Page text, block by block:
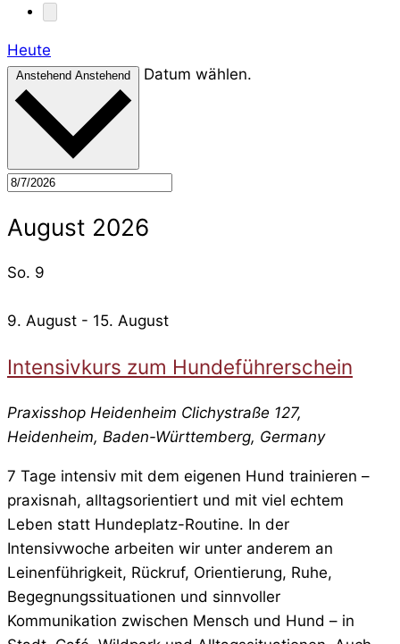
Heute
Anstehend Anstehend Datum wählen.
August 2026
So. 9
9. August - 15. August
Intensivkurs zum Hundeführerschein
Praxisshop Heidenheim Clichystraße 127,
Heidenheim, Baden-Württemberg, Germany
7 Tage intensiv mit dem eigenen Hund trainieren –
praxisnah, alltagsorientiert und mit viel echtem
Leben statt Hundeplatz-Routine. In der
Intensivwoche arbeiten wir unter anderem an
Leinenführigkeit, Rückruf, Orientierung, Ruhe,
Begegnungssituationen und sinnvoller
Kommunikation zwischen Mensch und Hund – in